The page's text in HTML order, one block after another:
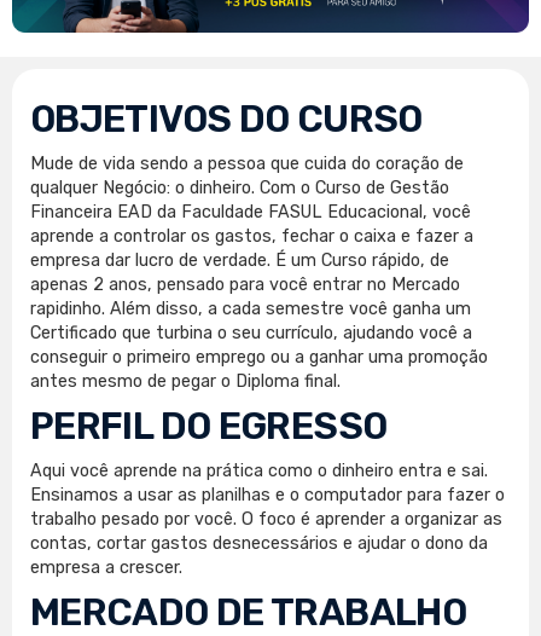
OBJETIVOS DO CURSO
Mude de vida sendo a pessoa que cuida do coração de
qualquer Negócio: o dinheiro. Com o Curso de Gestão
Financeira EAD da Faculdade FASUL Educacional, você
aprende a controlar os gastos, fechar o caixa e fazer a
empresa dar lucro de verdade. É um Curso rápido, de
apenas 2 anos, pensado para você entrar no Mercado
rapidinho. Além disso, a cada semestre você ganha um
Certificado que turbina o seu currículo, ajudando você a
conseguir o primeiro emprego ou a ganhar uma promoção
antes mesmo de pegar o Diploma final.
PERFIL DO EGRESSO
Aqui você aprende na prática como o dinheiro entra e sai.
Ensinamos a usar as planilhas e o computador para fazer o
trabalho pesado por você. O foco é aprender a organizar as
contas, cortar gastos desnecessários e ajudar o dono da
empresa a crescer.
MERCADO DE TRABALHO